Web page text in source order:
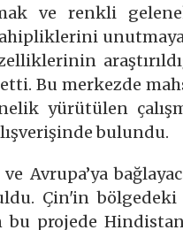
ve renkli
Bu merkezde
yürütülen
bulundu.
Avrupa’ya
Çin'in
projede